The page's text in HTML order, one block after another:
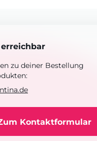
zu deiner Bestellung
Kontaktformular